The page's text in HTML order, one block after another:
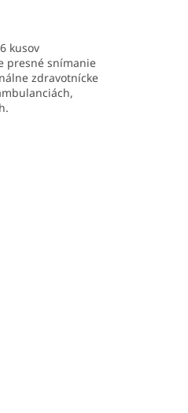
kusov
presné snímanie
zdravotnícke